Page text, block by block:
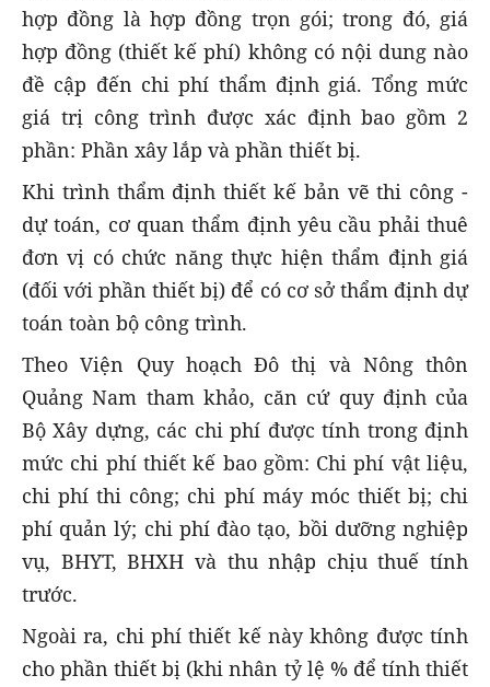
hợp đồng là hợp đồng trọn gói; trong đó, giá
hợp đồng (thiết kế phí) không có nội dung nào
đề cập đến chi phí thẩm định giá. Tổng mức
giá trị công trình được xác định bao gồm 2
phần: Phần xây lắp và phần thiết bị.
Khi trình thẩm định thiết kế bản vẽ thi công -
dự toán, cơ quan thẩm định yêu cầu phải thuê
đơn vị có chức năng thực hiện thẩm định giá
(đối với phần thiết bị) để có cơ sở thẩm định dự
toán toàn bộ công trình.
Theo Viện Quy hoạch Đô thị và Nông thôn
Quảng Nam tham khảo, căn cứ quy định của
Bộ Xây dựng, các chi phí được tính trong định
mức chi phí thiết kế bao gồm: Chi phí vật liệu,
chi phí thi công; chi phí máy móc thiết bị; chi
phí quản lý; chi phí đào tạo, bồi dưỡng nghiệp
vụ, BHYT, BHXH và thu nhập chịu thuế tính
trước.
Ngoài ra, chi phí thiết kế này không được tính
cho phần thiết bị (khi nhân tỷ lệ % để tính thiết